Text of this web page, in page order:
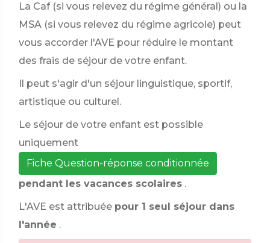
La Caf (si vous relevez du régime général) ou la
MSA (si vous relevez du régime agricole) peut
vous accorder l'AVE pour réduire le montant
des frais de séjour de votre enfant.
Il peut s'agir d'un séjour linguistique, sportif,
artistique ou culturel.
Le séjour de votre enfant est possible
uniquement
Fiche Question-réponse conditionnée
pendant les vacances scolaires .
L'AVE est attribuée pour 1 seul séjour dans
l'année .